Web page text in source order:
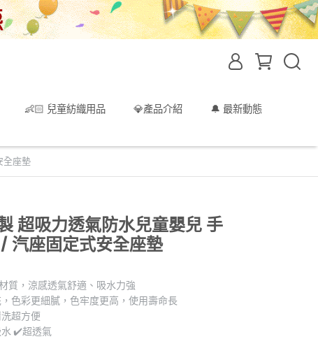
👶🏻 兒童紡織用品 💎產品介紹
🔔 最新動態
全座墊
超吸力透氣防水兒童嬰兒 手
汽座固定式安全座墊
質，涼感透氣舒適、吸水力強
色彩更細膩，色牢度更高，使用壽命長
超方便
✔️超透氣